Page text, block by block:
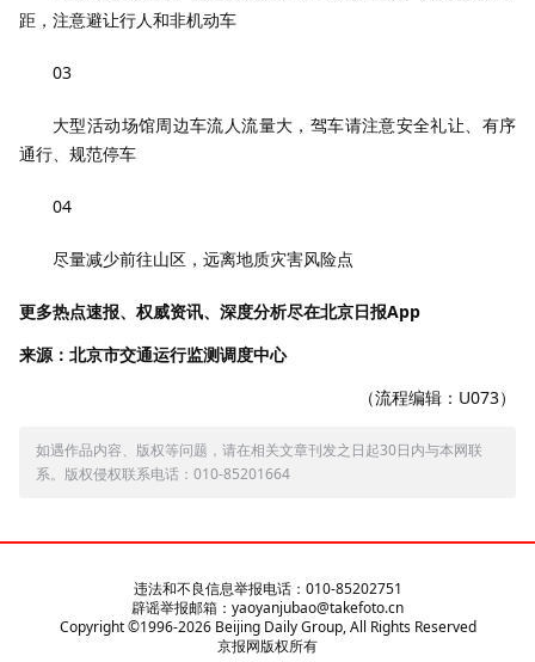
距，注意避让行人和非机动车
03
大型活动场馆周边车流人流量大，驾车请注意安全礼让、有序
通行、规范停车
04
尽量减少前往山区，远离地质灾害风险点
更多热点速报、权威资讯、深度分析尽在北京日报App
来源：北京市交通运行监测调度中心
（流程编辑：U073）
如遇作品内容、版权等问题，请在相关文章刊发之日起30日内与本网联
系。版权侵权联系电话：010-85201664
违法和不良信息举报电话：010-85202751
辟谣举报邮箱：yaoyanjubao@takefoto.cn
Copyright ©1996-2026Beijing Daily Group, All Rights Reserved
京报网版权所有